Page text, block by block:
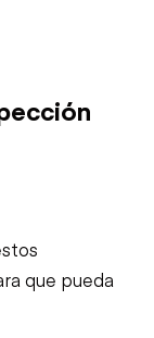
que pueda